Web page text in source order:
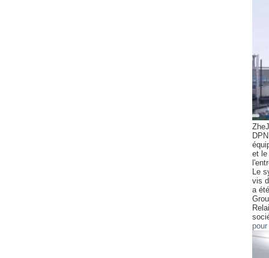
DPN
et le
Le
vis
a